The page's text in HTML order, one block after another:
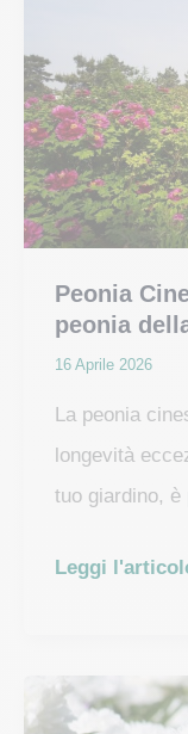
Peonia
peonia
16 Aprile 2026
La peonia
longevità
tuo giardino, è
Peonia
e
fioritura
Leggi